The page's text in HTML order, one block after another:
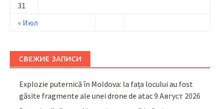
« Июл
31
СВЕЖИЕ ЗАПИСИ
Explozie puternică în Moldova: la fața locului au fost
găsite fragmente ale unei drone de atac9 Август 2026